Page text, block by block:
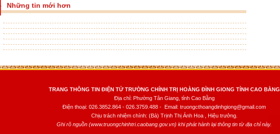
Những tin mới hơn
TRANG THÔNG TIN ĐIỆN TỬ TRƯỜNG CHÍNH TRỊ HOÀNG ĐÌNH GIONG TỈNH CAO BẰNG
Địa chỉ: Phường Tân Giang, tỉnh Cao Bằng
Điện thoại: 026.3852.864 - 026.3759.488 - Email: truongcthoangdinhgiong@gmail.com
Chịu trách nhiệm chính: (Bà) Trịnh Thị Ánh Hoa , Hiệu trưởng.
Ghi rõ nguồn (www.truongchinhtri.caobang.gov.vn) khi phát hành lại thông tin từ địa chỉ này.